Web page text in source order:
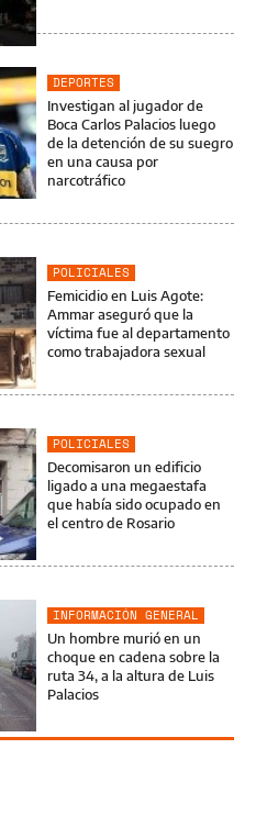
DEPORTES
Investigan al jugador de
Boca Carlos Palacios luego
de la detención de su suegro
en una causa por
narcotráfico
POLICIALES
Femicidio en Luis Agote:
Ammar aseguró que la
víctima fue al departamento
como trabajadora sexual
POLICIALES
Decomisaron un edificio
ligado a una megaestafa
que había sido ocupado en
el centro de Rosario
INFORMACIÓN GENERAL
Un hombre murió en un
choque en cadena sobre la
ruta 34, a la altura de Luis
Palacios